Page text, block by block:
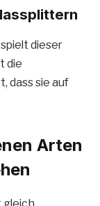
dieser
die
dass sie auf
Arten